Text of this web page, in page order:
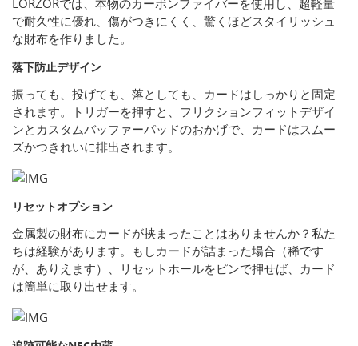
LORZORでは、本物のカーボンファイバーを使用し、超軽量
で耐久性に優れ、傷がつきにくく、驚くほどスタイリッシュ
な財布を作りました。
落下防止デザイン
振っても、投げても、落としても、カードはしっかりと固定
されます。トリガーを押すと、フリクションフィットデザイ
ンとカスタムバッファーパッドのおかげで、カードはスムー
ズかつきれいに排出されます。
リセットオプション
金属製の財布にカードが挟まったことはありませんか？私た
ちは経験があります。もしカードが詰まった場合（稀です
が、ありえます）、リセットホールをピンで押せば、カード
は簡単に取り出せます。